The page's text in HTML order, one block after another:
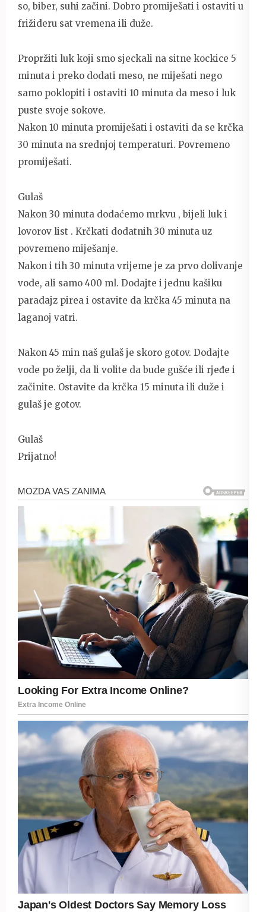
so, biber, suhi začini. Dobro promiješati i ostaviti u
frižideru sat vremena ili duže.
Propržiti luk koji smo sjeckali na sitne kockice 5
minuta i preko dodati meso, ne miješati nego
samo poklopiti i ostaviti 10 minuta da meso i luk
puste svoje sokove.
Nakon 10 minuta promiješati i ostaviti da se krčka
30 minuta na srednjoj temperaturi. Povremeno
promiješati.
Gulaš
Nakon 30 minuta dodaćemo mrkvu , bijeli luk i
lovorov list . Krčkati dodatnih 30 minuta uz
povremeno miješanje.
Nakon i tih 30 minuta vrijeme je za prvo dolivanje
vode, ali samo 400 ml. Dodajte i jednu kašiku
paradajz pirea i ostavite da krčka 45 minuta na
laganoj vatri.
Nakon 45 min naš gulaš je skoro gotov. Dodajte
vode po želji, da li volite da bude gušće ili rjeđe i
začinite. Ostavite da krčka 15 minuta ili duže i
gulaš je gotov.
Gulaš
Prijatno!